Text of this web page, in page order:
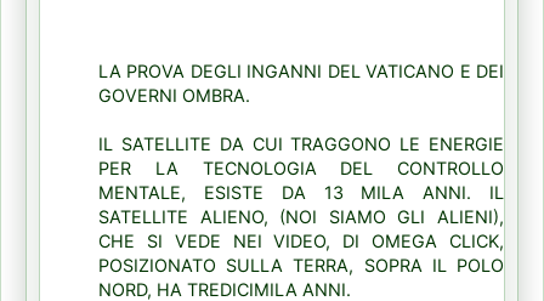
LA PROVA DEGLI INGANNI DEL VATICANO E DEI
GOVERNI OMBRA.
IL SATELLITE DA CUI TRAGGONO LE ENERGIE
PER LA TECNOLOGIA DEL CONTROLLO
MENTALE, ESISTE DA 13 MILA ANNI. IL
SATELLITE ALIENO, (NOI SIAMO GLI ALIENI),
CHE SI VEDE NEI VIDEO, DI OMEGA CLICK,
POSIZIONATO SULLA TERRA, SOPRA IL POLO
NORD, HA TREDICIMILA ANNI.